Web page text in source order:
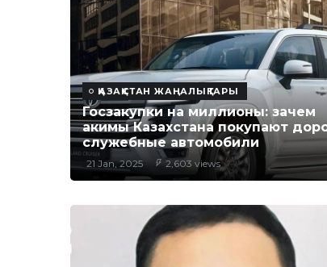
ҚАЗАҚСТАН ЖАҢАЛЫҚТАРЫ
Госзакупки на миллионы: зачем
акимы Казахстана покупают
служебные автомобили
21 Jan, 2025 2,603 views